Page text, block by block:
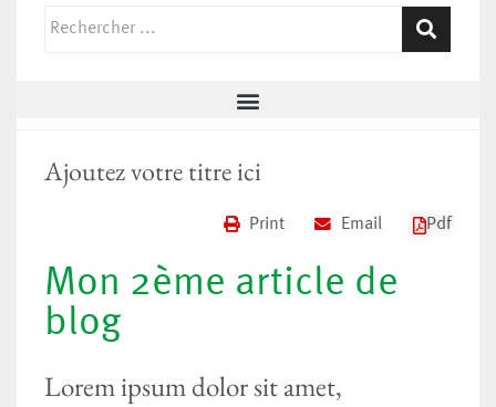
Ajoutez votre titre ici
Print Email Pdf
Mon 2ème article de
blog
Lorem ipsum dolor sit amet,